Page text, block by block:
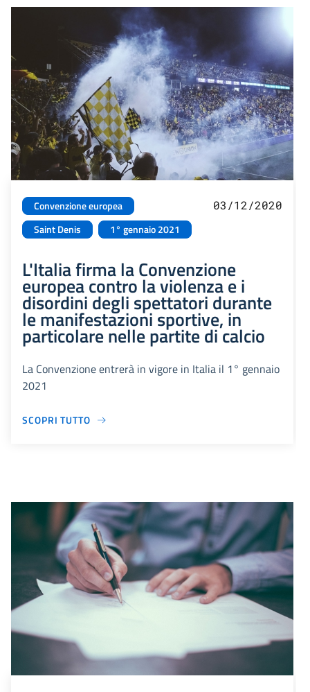
Convenzione europea
Saint Denis
1° gennaio 2021
03/12/2020
L'Italia firma la Convenzione
europea contro la violenza e i
disordini degli spettatori durante
le manifestazioni sportive, in
particolare nelle partite di calcio
La Convenzione entrerà in vigore in Italia il 1° gennaio
2021
SCOPRI TUTTO